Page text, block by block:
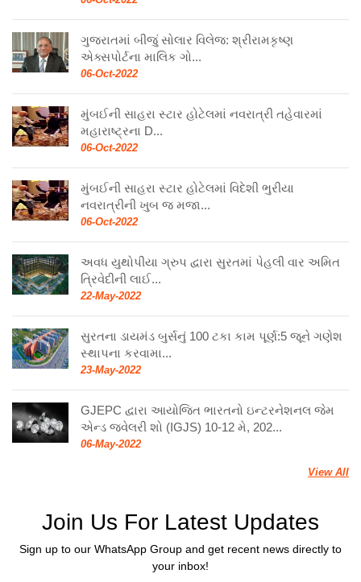
ગુજરાતમાં બીજું સોલાર વિલેજ: શ્રીરામકૃષ્ણ
એક્સપોર્ટના માલિક ગો...
06-Oct-2022
મુંબઈની સાહરા સ્ટાર હોટેલમાં નવરાત્રી તહેવારમાં
મહારાષ્ટ્રના D...
06-Oct-2022
મુંબઈની સાહરા સ્ટાર હોટેલમાં વિદેશી ભુરીયા
નવરાત્રીની ખુબ જ મજા...
06-Oct-2022
અવધ યુથોપીયા ગ્રુપ દ્વારા સુરતમાં પેહલી વાર અમિત
ત્રિવેદીની લાઈ...
22-May-2022
સુરતના ડાયમંડ બુર્સનું 100 ટકા કામ પૂર્ણ:5 જૂને ગણેશ
સ્થાપના કરવામા...
23-May-2022
GJEPC દ્વારા આયોજિત ભારતનો ઇન્ટરનેશનલ જેમ
એન્ડ જ્વેલરી શો (IGJS) 10-12 મે, 202...
06-May-2022
View All
Join Us For Latest Updates
Sign up to our WhatsApp Group and get recent news directly to
your inbox!